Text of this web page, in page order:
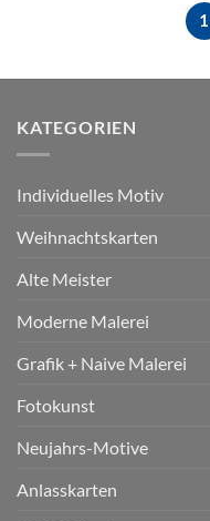
1
KATEGORIEN
Individuelles Motiv
Weihnachtskarten
Alte Meister
Moderne Malerei
Grafik + Naive Malerei
Fotokunst
Neujahrs-Motive
Anlasskarten